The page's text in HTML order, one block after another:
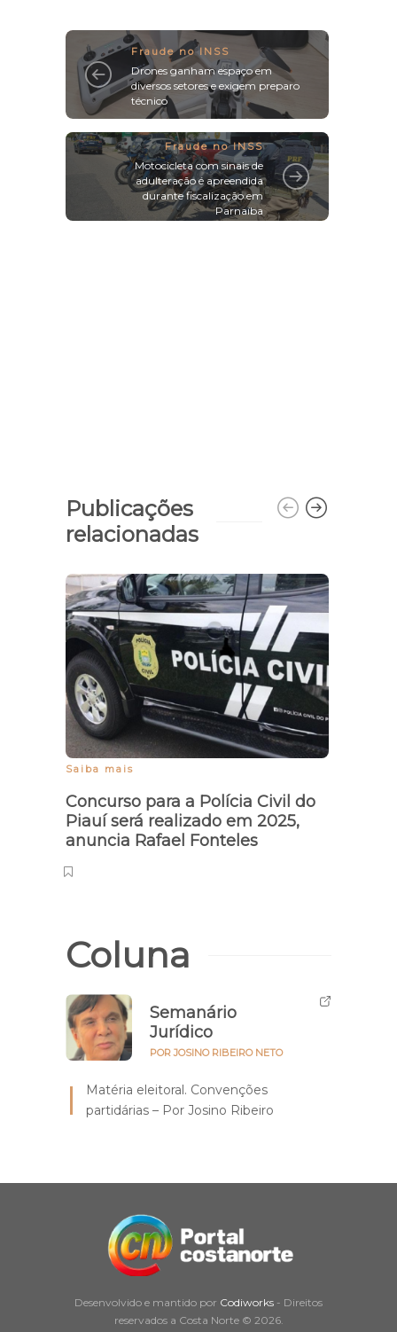
Fraude no INSS
Drones ganham espaço em
diversos setores e exigem preparo
técnico
Fraude no INSS
Motocicleta com sinais de
adulteração é apreendida
durante fiscalização em
Parnaíba
Publicações
relacionadas
Saiba mais
Concurso para a Polícia Civil do
Piauí será realizado em 2025,
anuncia Rafael Fonteles
Coluna
Semanário
Jurídico
POR JOSINO RIBEIRO NETO
Matéria eleitoral. Convenções
partidárias – Por Josino Ribeiro
Desenvolvido e mantido por Codiworks - Direitos
reservados a Costa Norte © 2026.